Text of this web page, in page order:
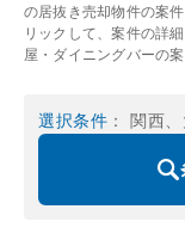
の居抜き売却物件の案
リックして、案件の詳
屋・ダイニングバーの
選択条件 ： 関西